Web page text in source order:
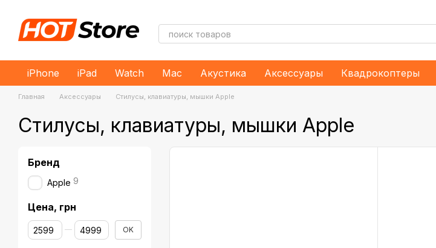
iPhone iPad Watch Mac Акустика Аксессуары Квадрокоптеры
Главная Аксессуары Стилусы, клавиатуры, мышки Apple
Стилусы, клавиатуры, мышки Apple
Бренд
Apple 9
Цена, грн
От Цена, грн
До Цена, грн OK